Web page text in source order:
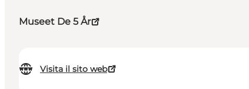
Museet De 5 År
Visita il sito web